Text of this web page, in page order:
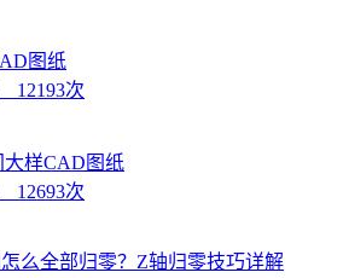
图纸
12193次
大样CAD图纸
12693次
么全部归零？Z轴归零技巧详解